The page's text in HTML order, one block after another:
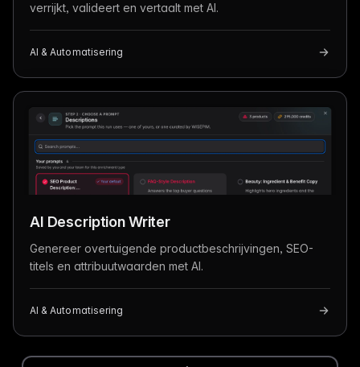
verrijkt, valideert en vertaalt met AI.
AI & Automatisering
AI Description Writer
Genereer overtuigende productbeschrijvingen, SEO-
titels en attribuutwaarden met AI.
AI & Automatisering